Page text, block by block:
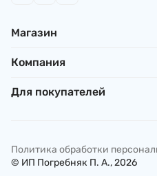
Магазин
Компания
Для покупателей
© ИП Погребняк П. А., 2026
Политика обработки